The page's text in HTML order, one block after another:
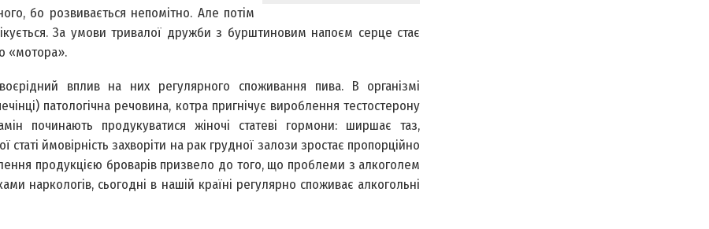
бо розвивається непомітно. Але потім
За умови тривалої дружби з бурштиновим напоєм серце стає
«мотора».
вплив на них регулярного споживання пива. В організмі
патологічна речовина, котра пригнічує вироблення тестостерону
починають продукуватися жіночі статеві гормони: ширшає таз,
ймовірність захворіти на рак грудної залози зростає пропорційно
продукцією броварів призвело до того, що проблеми з алкоголем
наркологів, сьогодні в нашій країні регулярно споживає алкогольні